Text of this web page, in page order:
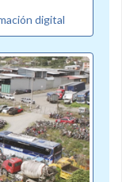
digital